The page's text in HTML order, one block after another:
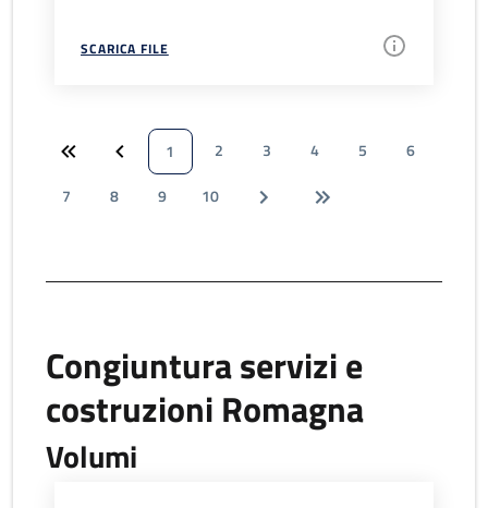
SCARICA FILE
1 2 3 4 5
6
7
8 9 10
Congiuntura servizi e
costruzioni Romagna
Volumi